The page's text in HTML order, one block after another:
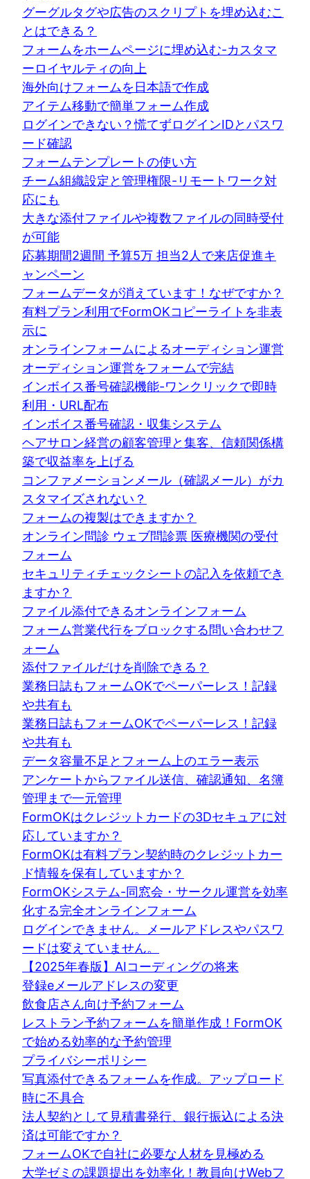
グーグルタグや広告のスクリプトを埋め込むこ
とはできる？
フォームをホームページに埋め込む-カスタマ
ーロイヤルティの向上
海外向けフォームを日本語で作成
アイテム移動で簡単フォーム作成
ログインできない？慌てずログインIDとパスワ
ード確認
フォームテンプレートの使い方
チーム組織設定と管理権限-リモートワーク対
応にも
大きな添付ファイルや複数ファイルの同時受付
が可能
応募期間2週間 予算5万 担当2人で来店促進キ
ャンペーン
フォームデータが消えています！なぜですか？
有料プラン利用でFormOKコピーライトを非表
示に
オンラインフォームによるオーディション運営
オーディション運営をフォームで完結
インボイス番号確認機能-ワンクリックで即時
利用・URL配布
インボイス番号確認・収集システム
ヘアサロン経営の顧客管理と集客、信頼関係構
築で収益率を上げる
コンファメーションメール（確認メール）がカ
スタマイズされない？
フォームの複製はできますか？
オンライン問診 ウェブ問診票 医療機関の受付
フォーム
セキュリティチェックシートの記入を依頼でき
ますか？
ファイル添付できるオンラインフォーム
フォーム営業代行をブロックする問い合わせフ
ォーム
添付ファイルだけを削除できる？
業務日誌もフォームOKでペーパーレス！記録
や共有も
業務日誌もフォームOKでペーパーレス！記録
や共有も
データ容量不足とフォーム上のエラー表示
アンケートからファイル送信、確認通知、名簿
管理まで一元管理
FormOKはクレジットカードの3Dセキュアに対
応していますか？
FormOKは有料プラン契約時のクレジットカー
ド情報を保有していますか？
FormOKシステム-同窓会・サークル運営を効率
化する完全オンラインフォーム
ログインできません。メールアドレスやパスワ
ードは変えていません。
【2025年春版】AIコーディングの将来
登録eメールアドレスの変更
飲食店さん向け予約フォーム
レストラン予約フォームを簡単作成！FormOK
で始める効率的な予約管理
プライバシーポリシー
写真添付できるフォームを作成。アップロード
時に不具合
法人契約として見積書発行、銀行振込による決
済は可能ですか？
フォームOKで自社に必要な人材を見極める
大学ゼミの課題提出を効率化！教員向けWebフ